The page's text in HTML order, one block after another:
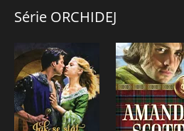
své potenciální nevěstě. Ale po
s nimiž se kdy seznámil.
cenu udělá svoji ženu.
A Trent je muž, který vždy
zasnoubená a tentokrát přísahala,
Když se čest srazí se silnou vášní,
sázce je víc, než by si kdokoli
Série ORCHIDEJ